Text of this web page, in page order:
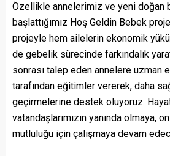
Özellikle annelerimiz ve yeni doğan
başlattığımız Hoş Geldin Bebek
projeyle hem ailelerin ekonomik
de gebelik sürecinde farkındalık
sonrası talep eden annelere uzman
tarafından eğitimler vererek, daha
geçirmelerine destek oluyoruz.
vatandaşlarımızın yanında olmaya,
mutluluğu için çalışmaya devam